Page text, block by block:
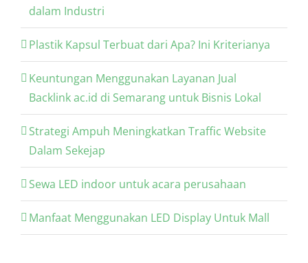
dalam Industri
Plastik Kapsul Terbuat dari Apa? Ini Kriterianya
Keuntungan Menggunakan Layanan Jual
Backlink ac.id di Semarang untuk Bisnis Lokal
Strategi Ampuh Meningkatkan Traffic Website
Dalam Sekejap
Sewa LED indoor untuk acara perusahaan
Manfaat Menggunakan LED Display Untuk Mall